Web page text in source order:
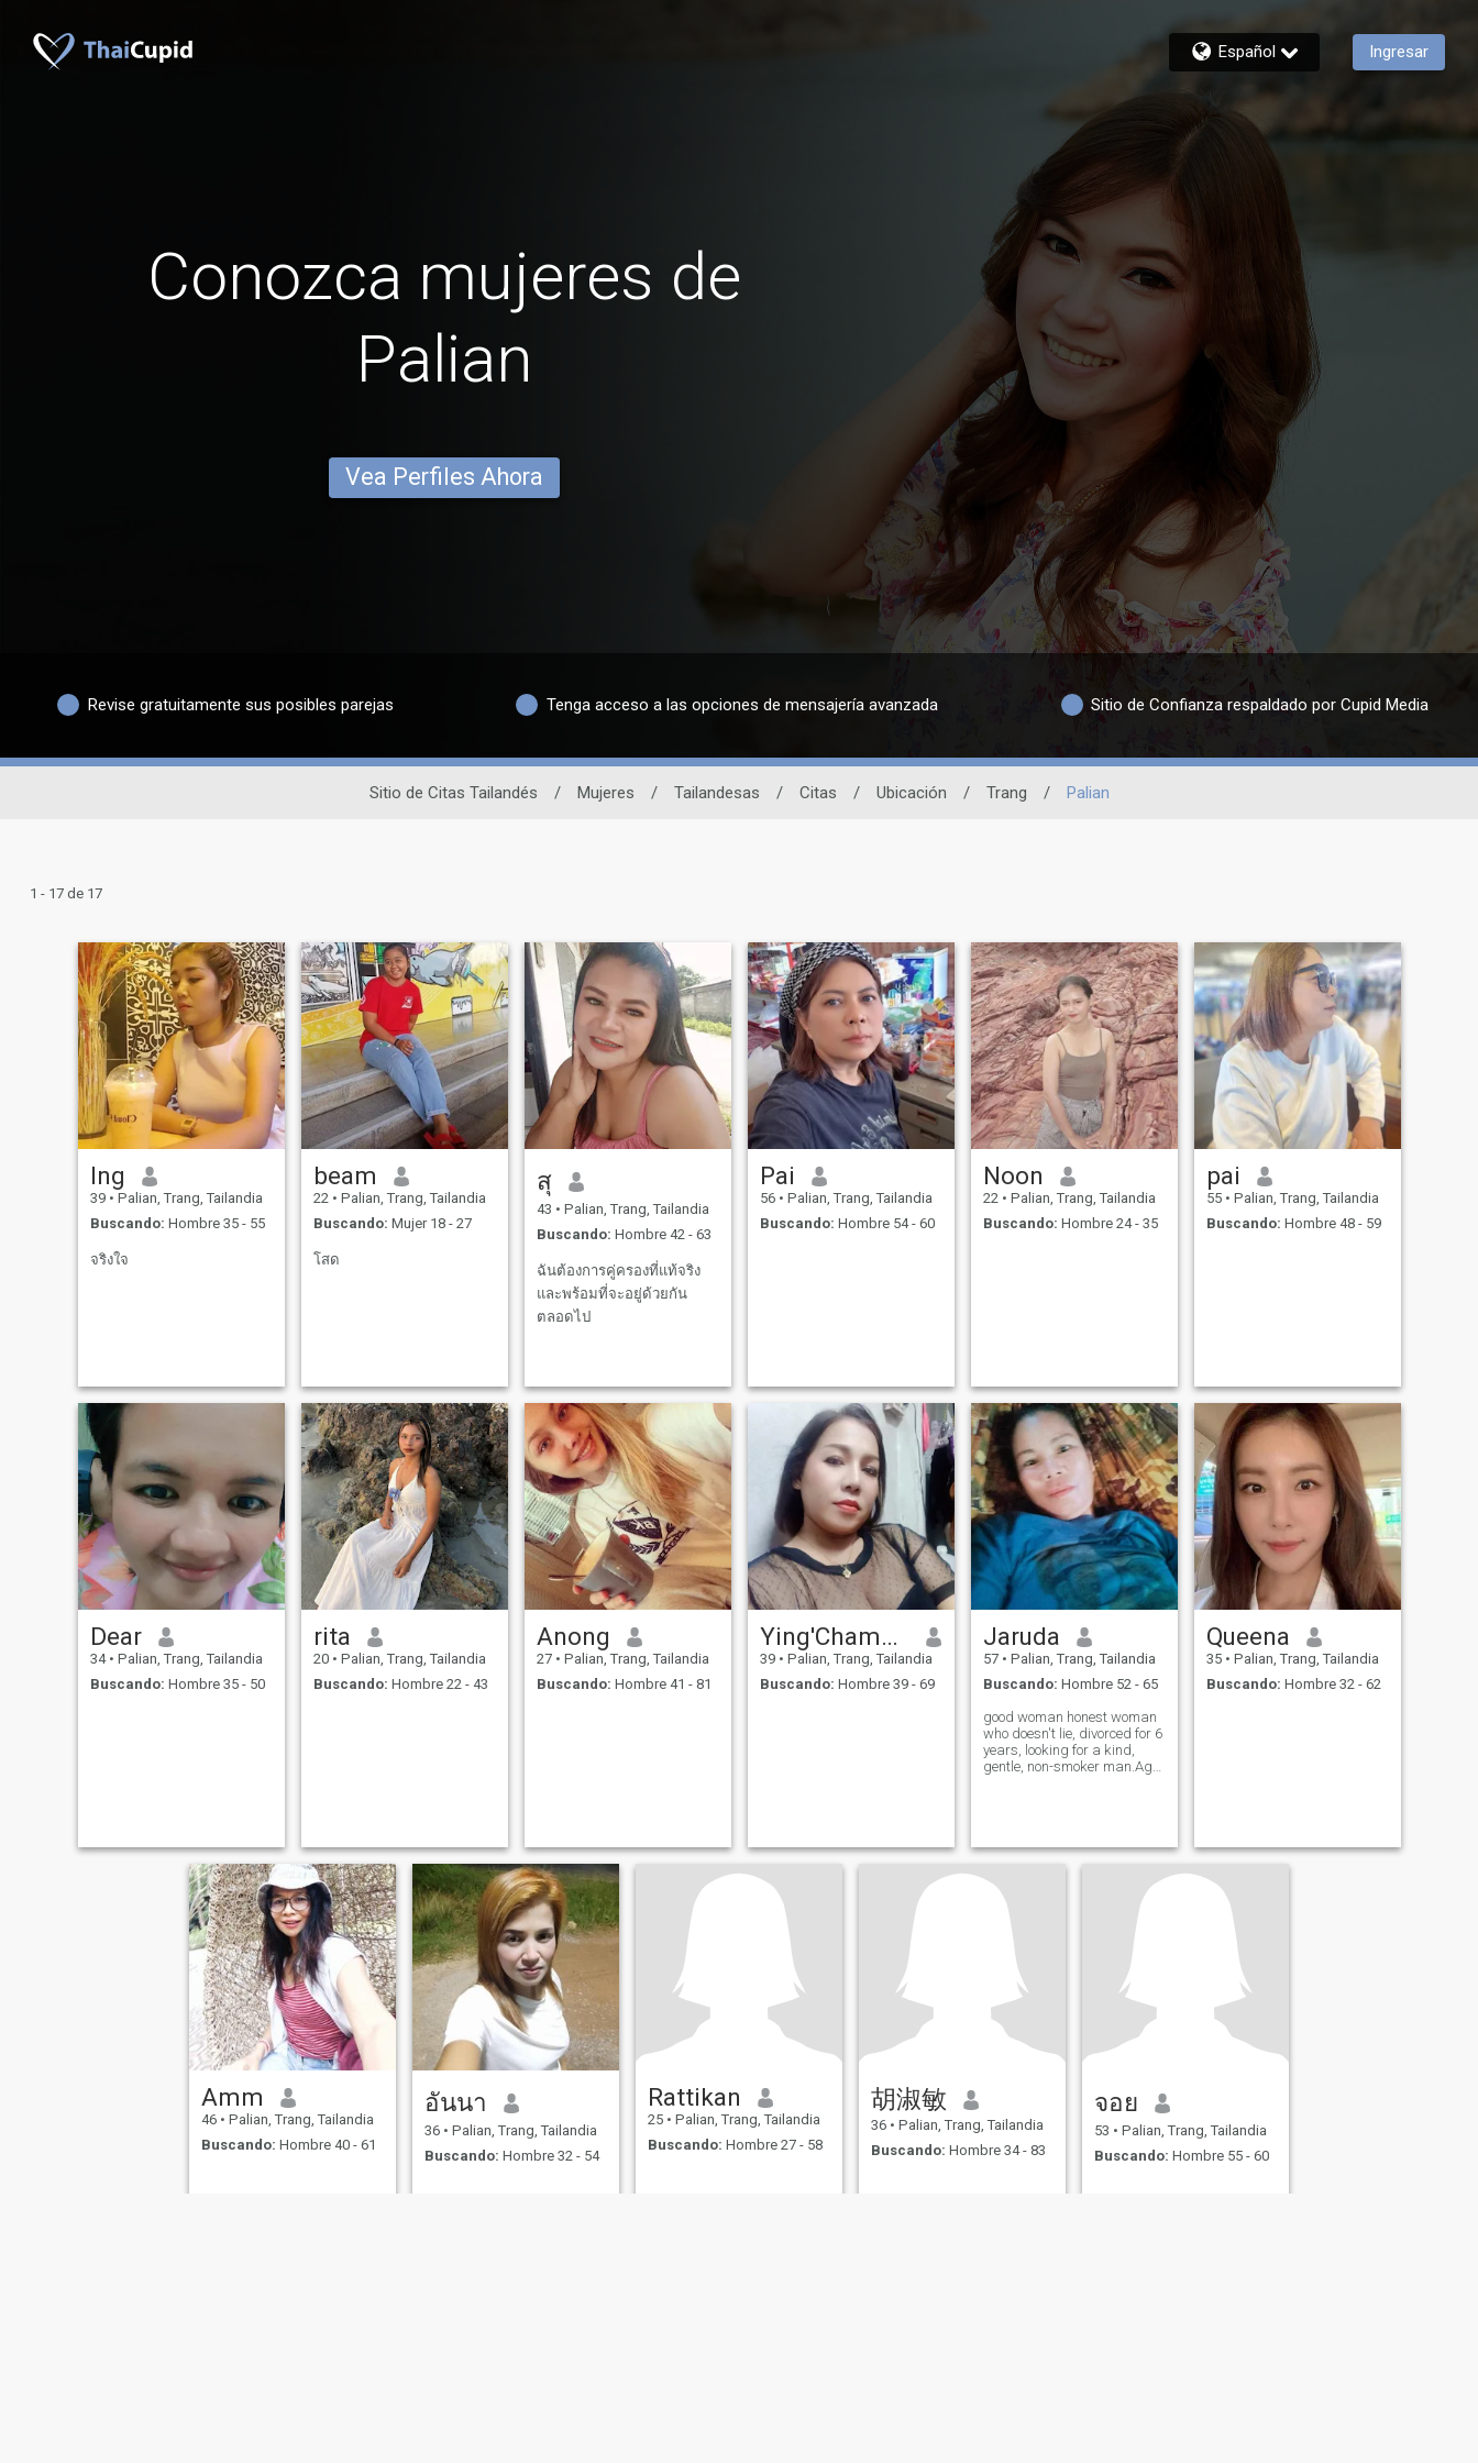
Español Ingresar
Conozca mujeres de
Palian
Vea Perfiles Ahora
Revise gratuitamente sus posibles parejas Tenga acceso a las opciones de mensajería avanzada Sitio de Confianza respaldado por Cupid Media
Sitio de Citas Tailandés / Mujeres / Tailandesas / Citas / Ubicación / Trang / Palian
1 - 17 de 17
Ing
39 • Palian, Trang, Tailandia
Buscando: Hombre 35 - 55
จริงใจ
beam
22 • Palian, Trang, Tailandia
Buscando: Mujer 18 - 27
โสด
สุ
43 • Palian, Trang, Tailandia
Buscando: Hombre 42 - 63
ฉันต้องการคู่ครองที่แท้จริง
และพร้อมที่จะอยู่ด้วยกัน
ตลอดไป
Pai
56 • Palian, Trang, Tailandia
Buscando: Hombre 54 - 60
Noon
22 • Palian, Trang, Tailandia
Buscando: Hombre 24 - 35
pai
55 • Palian, Trang, Tailandia
Buscando: Hombre 48 - 59
Dear
34 • Palian, Trang, Tailandia
Buscando: Hombre 35 - 50
rita
20 • Palian, Trang, Tailandia
Buscando: Hombre 22 - 43
Anong
27 • Palian, Trang, Tailandia
Buscando: Hombre 41 - 81
Ying'Chamaiporn
39 • Palian, Trang, Tailandia
Buscando: Hombre 39 - 69
Jaruda
57 • Palian, Trang, Tailandia
Buscando: Hombre 52 - 65
good woman honest woman
who doesn't lie, divorced for 6
years, looking for a kind,
gentle, non-smoker man.Age
Queena
35 • Palian, Trang, Tailandia
Buscando: Hombre 32 - 62
Amm
46 • Palian, Trang, Tailandia
Buscando: Hombre 40 - 61
อันนา
36 • Palian, Trang, Tailandia
Buscando: Hombre 32 - 54
Rattikan
25 • Palian, Trang, Tailandia
Buscando: Hombre 27 - 58
胡淑敏
36 • Palian, Trang, Tailandia
Buscando: Hombre 34 - 83
จอย
53 • Palian, Trang, Tailandia
Buscando: Hombre 55 - 60